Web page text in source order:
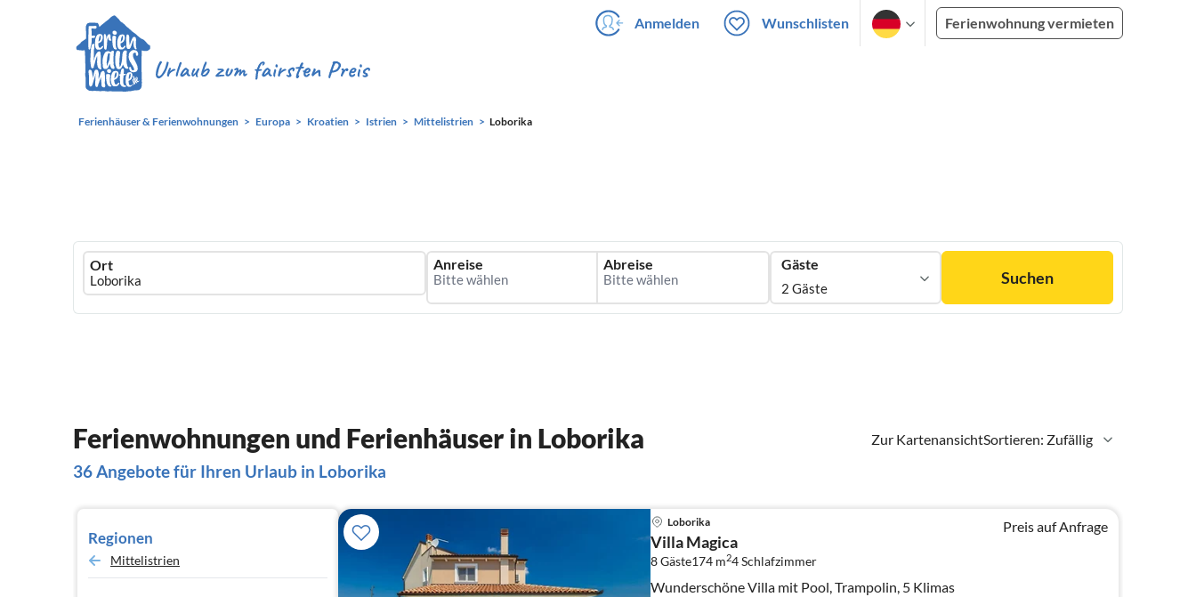
Anmelden Wunschlisten Ferienwohnung vermieten
Ferienhäuser & Ferienwohnungen Europa Kroatien Istrien Mittelistrien Loborika
Ferienhausmiete
logo
Ort Anreise Abreise Gäste
2 Gäste
Suchen
Zur KartenansichtSortieren: Zufällig
Ferienwohnungen und Ferienhäuser in Loborika
36 Angebote für Ihren Urlaub in Loborika
Regionen
Mittelistrien
Loborika
Villa Magica
8 Gäste174 m24Schlafzimmer
Wunderschöne Villa mit Pool, Trampolin, 5 Klimas
Preis auf Anfrage